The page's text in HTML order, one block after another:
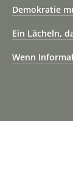
Demokratie
Ein Lächeln,
Wenn